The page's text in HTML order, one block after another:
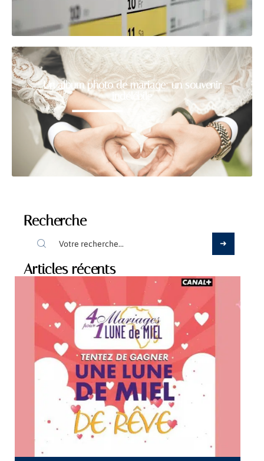
Un album photo de mariage: un souvenir
indélébile
Recherche
Articles récents